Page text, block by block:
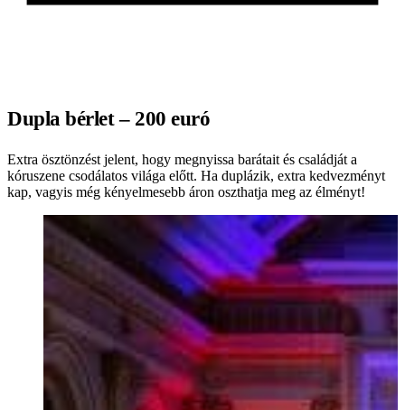
Dupla bérlet – 200 euró
Extra ösztönzést jelent, hogy megnyissa barátait és családját a
kóruszene csodálatos világa előtt. Ha duplázik, extra kedvezményt
kap, vagyis még kényelmesebb áron oszthatja meg az élményt!